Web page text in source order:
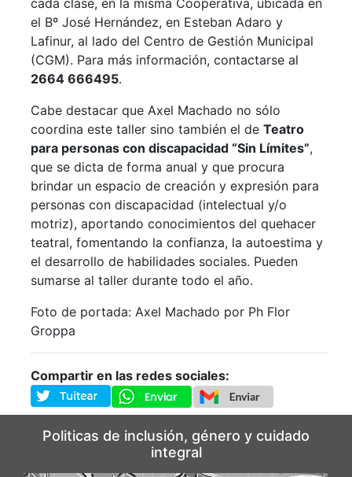
cada clase, en la misma Cooperativa, ubicada en
el Bº José Hernández, en Esteban Adaro y
Lafinur, al lado del Centro de Gestión Municipal
(CGM). Para más información, contactarse al
2664 666495.
Cabe destacar que Axel Machado no sólo
coordina este taller sino también el de Teatro
para personas con discapacidad “Sin Límites”,
que se dicta de forma anual y que procura
brindar un espacio de creación y expresión para
personas con discapacidad (intelectual y/o
motriz), aportando conocimientos del quehacer
teatral, fomentando la confianza, la autoestima y
el desarrollo de habilidades sociales. Pueden
sumarse al taller durante todo el año.
Foto de portada: Axel Machado por Ph Flor
Groppa
Compartir en las redes sociales:
Politicas de inclusión, género y cuidado
integral